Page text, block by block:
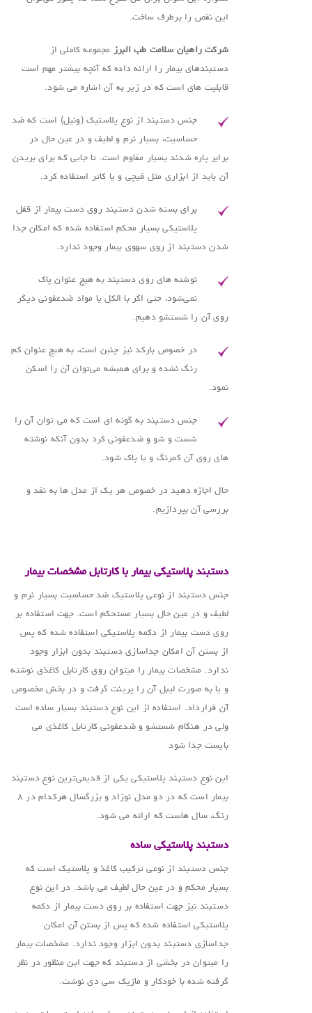
این نقص را برطرف ساخت.
شرکت راهیان سلامت طب البرز مجموعه کاملی از
دستبندهای بیمار را ارائه داده که آنچه بیشتر مهم است
قابلیت های است که در زیر به آن اشاره می شود.
جنس دستبند از نوع پلاستیک (ونیل) است که ضد
حساسیت، بسیار نرم و لطیف و در عین حال در
برابر پاره شدند بسیار مقاوم است. تا جایی که برای بریدن
آن باید از ابزاری مثل قیچی و یا کاتر استفاده کرد.
برای بسته شدن دستبند روی دست بیمار از قفل
پلاستیکی بسیار محکم استفاده شده که امکان جدا
شدن دستبند از روی سهوی بیمار وجود ندارد.
نوشته های روی دستبند به هیچ عنوان پاک
نمی‌شود، حتی اگر با الکل یا مواد ضدعفونی دیگر
روی آن را شستشو دهیم.
در خصوص بارکد نیز چنین است، به هیچ عنوان کم
رنگ نشده و برای همیشه می‌توان آن را اسکن
نمود.
جنس دستبند به گونه ای است که می توان آن را
شست و شو و ضدعفونی کرد بدون آنکه نوشته
های روی آن کمرنگ و یا پاک شود.
حال اجازه دهید در خصوص هر یک از مدل ها به نقد و
بررسی آن بپردازیم.
دستبند پلاستیکی بیمار با کارتابل مشخصات بیمار
جنس دستبند از نوعی پلاستیک ضد حساسیت بسیار نرم و
لطیف و در عین حال بسیار مستحکم است. جهت استفاده بر
روی دست بیمار از دکمه پلاستیکی استفاده شده که پس
از بستن آن امکان جداسازی دستبند بدون ابزار وجود
ندارد. مشخصات بیمار را میتوان روی کارتابل کاغذی نوشته
و یا به صورت لیبل آن را پرینت گرفت و در بخش مخصوص
آن قرارداد. استفاده از این نوع دستبند بسیار ساده است
ولی در هنگام شستشو و ضدعفونی کارتابل کاغذی می
بایست جدا شود
این نوع دستبند پلاستیکی یکی از قدیمی‌ترین نوع دستبند
بیمار است که در دو مدل نوزاد و بزرگسال هرکدام در ۸
رنگ، سال هاست که ارائه می شود.
دستبند پلاستیکی ساده
جنس دستبند از نوعی ترکیب کاغذ و پلاستیک است که
بسیار محکم و در عین حال لطیف می باشد. در این نوع
دستبند نیز جهت استفاده بر روی دست بیمار از دکمه
پلاستیکی استفاده شده که پس از بستن آن امکان
جداسازی دستبند بدون ابزار وجود ندارد. مشخصات بیمار
را میتوان در بخشی از دستبند که جهت این منظور در نظر
گرفته شده با خودکار و ماژیک سی دی نوشت.